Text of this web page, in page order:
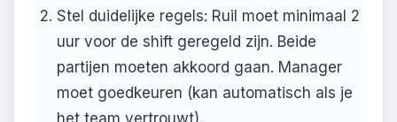
Stel duidelijke regels: Ruil moet minimaal 2
uur voor de shift geregeld zijn. Beide
partijen moeten akkoord gaan. Manager
moet goedkeuren (kan automatisch als je